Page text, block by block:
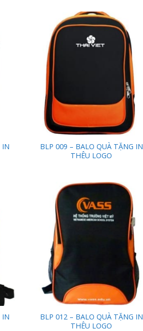
to
IN
Add to
Wishlist
BLP 009 – BALO QUÀ TẶNG IN
THÊU LOGO
to
IN
Add to
Wishlist
BLP 012 – BALO QUÀ TẶNG IN
THÊU LOGO